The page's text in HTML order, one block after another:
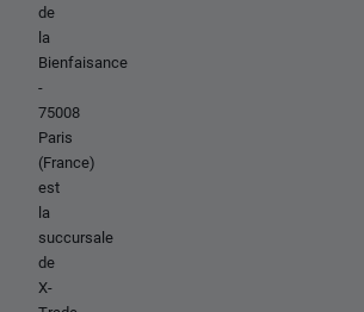
de
la
Bienfaisance
-
75008
Paris
(France)
est
la
succursale
de
X-